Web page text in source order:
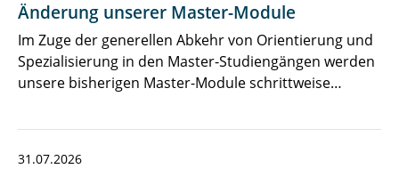
Änderung unserer Master-Module
Im Zuge der generellen Abkehr von Orientierung und
Spezialisierung in den Master-Studiengängen werden
unsere bisherigen Master-Module schrittweise…
31.07.2026